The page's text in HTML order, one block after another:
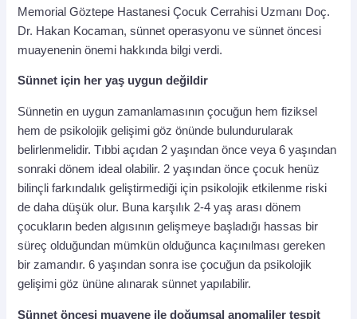
Memorial Göztepe Hastanesi Çocuk Cerrahisi Uzmanı Doç.
Dr. Hakan Kocaman, sünnet operasyonu ve sünnet öncesi
muayenenin önemi hakkında bilgi verdi.
Sünnet için her yaş uygun değildir
Sünnetin en uygun zamanlamasının çocuğun hem fiziksel
hem de psikolojik gelişimi göz önünde bulundurularak
belirlenmelidir. Tıbbi açıdan 2 yaşından önce veya 6 yaşından
sonraki dönem ideal olabilir. 2 yaşından önce çocuk henüz
bilinçli farkındalık geliştirmediği için psikolojik etkilenme riski
de daha düşük olur. Buna karşılık 2-4 yaş arası dönem
çocukların beden algısının gelişmeye başladığı hassas bir
süreç olduğundan mümkün olduğunca kaçınılması gereken
bir zamandır. 6 yaşından sonra ise çocuğun da psikolojik
gelişimi göz ününe alınarak sünnet yapılabilir.
Sünnet öncesi muayene ile doğumsal anomaliler tespit